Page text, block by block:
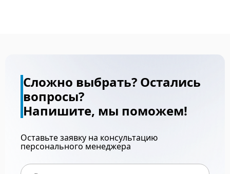
Сложно выбрать? Остались
вопросы?
Напишите, мы поможем!
Оставьте заявку на консультацию
персонального менеджера